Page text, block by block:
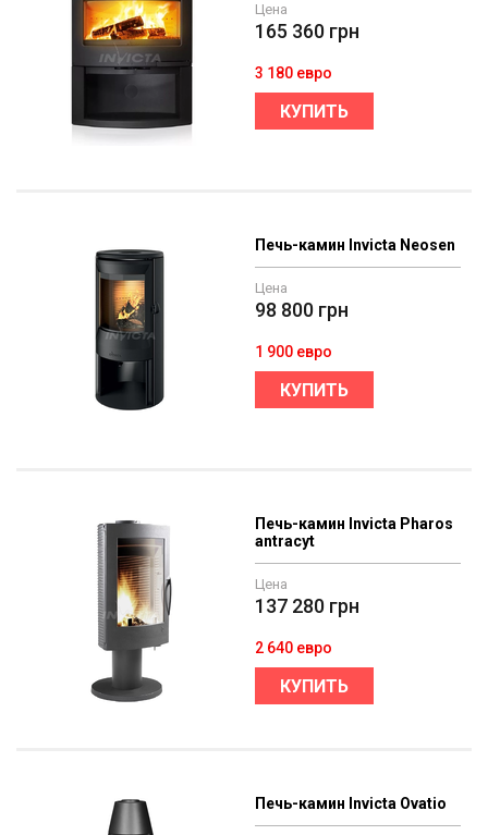
Цена
165 360 грн
3 180 евро
КУПИТЬ
Печь-камин Invicta Neosen
Цена
98 800 грн
1 900 евро
КУПИТЬ
Печь-камин Invicta Pharos
antracyt
Цена
137 280 грн
2 640 евро
КУПИТЬ
Печь-камин Invicta Ovatio